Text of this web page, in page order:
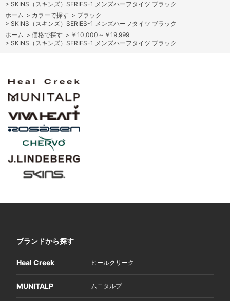
> SKINS（スキンズ）SERIES-1 メンズハーフタイツ ブラック
ホーム > カラーで探す > ブラック
> SKINS（スキンズ）SERIES-1 メンズハーフタイツ ブラック
ホーム > 価格で探す > ￥10,000～￥19,999
> SKINS（スキンズ）SERIES-1 メンズハーフタイツ ブラック
ブランドから探す
Heal Creek ヒールクリーク
MUNITALP ムニタルプ